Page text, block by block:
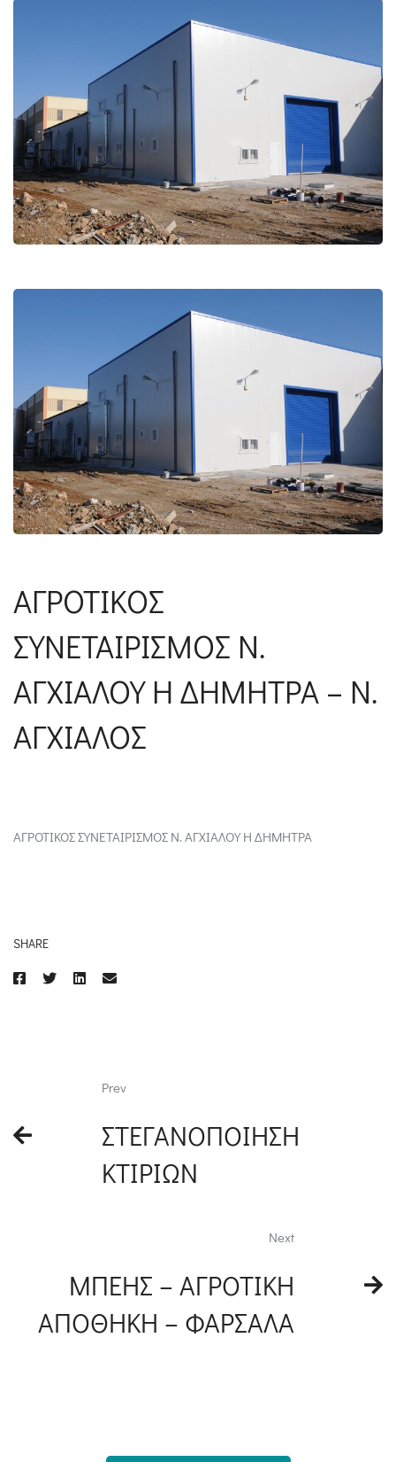
ΑΓΡΟΤΙΚΟΣ
ΣΥΝΕΤΑΙΡΙΣΜΟΣ Ν.
ΑΓΧΙΑΛΟΥ Η ΔΗΜΗΤΡΑ – Ν.
ΑΓΧΙΑΛΟΣ
ΑΓΡΟΤΙΚΟΣ ΣΥΝΕΤΑΙΡΙΣΜΟΣ Ν. ΑΓΧΙΑΛΟΥ Η ΔΗΜΗΤΡΑ
SHARE
Prev
ΣΤΕΓΑΝΟΠΟΙΗΣΗ
ΚΤΙΡΙΩΝ
Next
ΜΠΕΗΣ – ΑΓΡΟΤΙΚΗ
ΑΠΟΘΗΚΗ – ΦΑΡΣΑΛΑ